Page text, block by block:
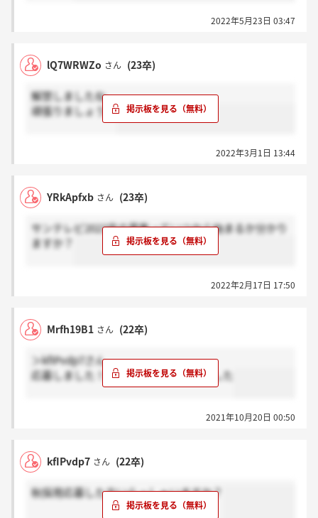
2022年5月23日 03:47
lQ7WRWZo さん (23卒)
解禁しましたね。
頑張りましょう！
2022年3月1日 13:44
YRkApfxb さん (23卒)
サンテレビ2023卒の募集っていつから始まるか分かり
ますか？
2022年2月17日 17:50
Mrfh19B1 さん (22卒)
＞kfIPvdp7さん
応募しました！来週面接の手紙が来ました
2021年10月20日 00:50
kfIPvdp7 さん (22卒)
秋採用応募した方いらっしゃいますか？